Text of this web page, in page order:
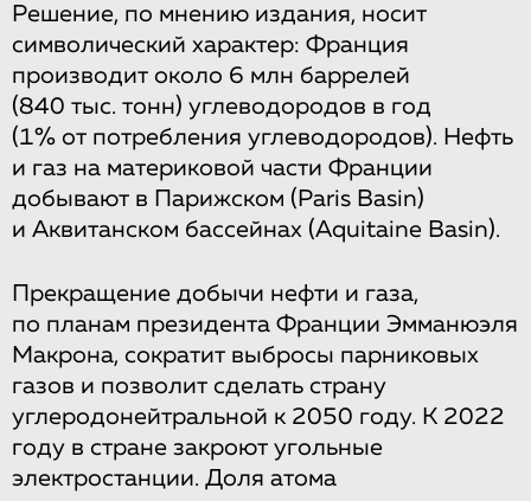
Решение, по мнению издания, носит
символический характер: Франция
производит около 6 млн баррелей
(840 тыс. тонн) углеводородов в год
(1% от потребления углеводородов). Нефть
и газ на материковой части Франции
добывают в Парижском (Paris Basin)
и Аквитанском бассейнах (Aquitaine Basin).
Прекращение добычи нефти и газа,
по планам президента Франции Эмманюэля
Макрона, сократит выбросы парниковых
газов и позволит сделать страну
углеродонейтральной к 2050 году. К 2022
году в стране закроют угольные
электростанции. Доля атома